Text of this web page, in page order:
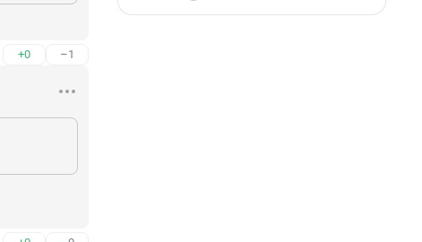
+0 –1